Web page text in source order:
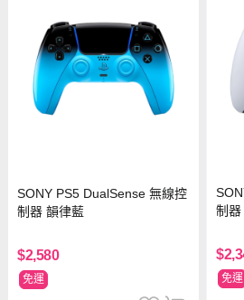
SONY PS5 DualSense 無線控
制器 韻律藍
$2,580
免運
制器
免運